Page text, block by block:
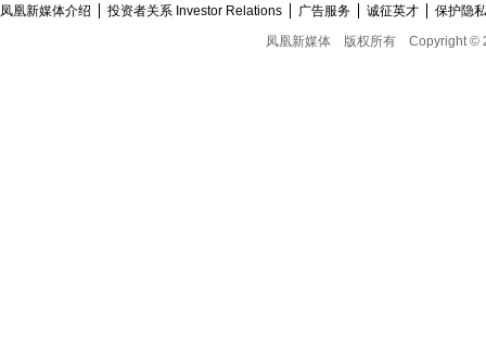
凤凰新媒体介绍 投资者关系 Investor Relations 广告服务 诚征英才
保护隐
凤凰新媒体
版权所有 Copyright ©